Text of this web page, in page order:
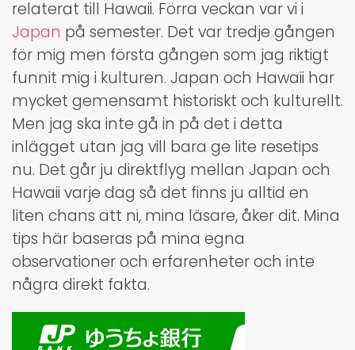
relaterat till Hawaii. Förra veckan var vi i
Japan på semester. Det var tredje gången
för mig men första gången som jag riktigt
funnit mig i kulturen. Japan och Hawaii har
mycket gemensamt historiskt och kulturellt.
Men jag ska inte gå in på det i detta
inlägget utan jag vill bara ge lite resetips
nu. Det går ju direktflyg mellan Japan och
Hawaii varje dag så det finns ju alltid en
liten chans att ni, mina läsare, åker dit. Mina
tips här baseras på mina egna
observationer och erfarenheter och inte
några direkt fakta.